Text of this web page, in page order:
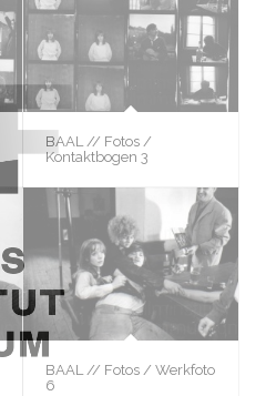
BAAL // Fotos /
Kontaktbogen 3
BAAL // Fotos / Werkfoto
6